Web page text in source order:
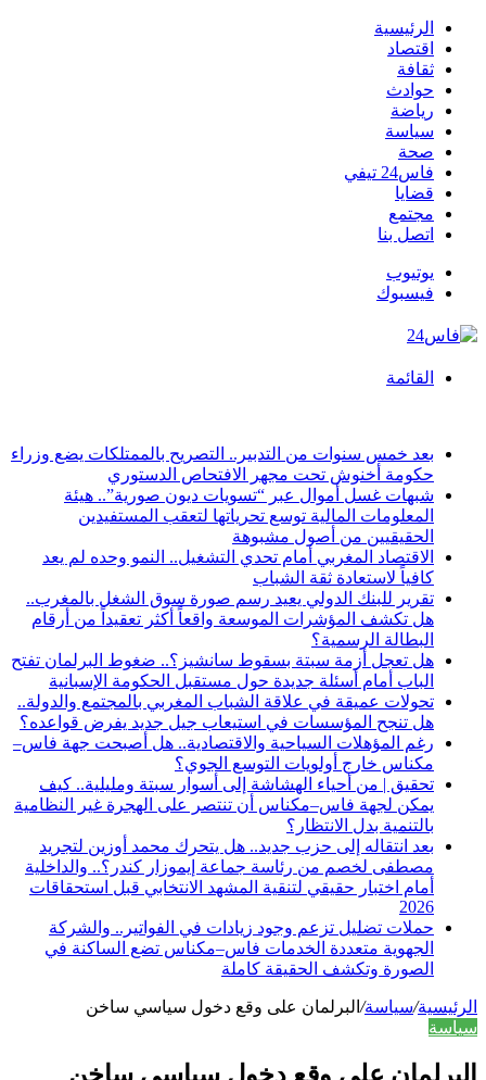
الرئيسية
اقتصاد
ثقافة
حوادث
رياضة
سياسة
صحة
فاس24 تيفي
قضايا
مجتمع
اتصل بنا
يوتيوب
فيسبوك
القائمة
بعد خمس سنوات من التدبير.. التصريح بالممتلكات يضع وزراء
حكومة أخنوش تحت مجهر الافتحاص الدستوري
شبهات غسل أموال عبر “تسويات ديون صورية”.. هيئة
المعلومات المالية توسع تحرياتها لتعقب المستفيدين
الحقيقيين من أصول مشبوهة
الاقتصاد المغربي أمام تحدي التشغيل.. النمو وحده لم يعد
كافياً لاستعادة ثقة الشباب
تقرير للبنك الدولي يعيد رسم صورة سوق الشغل بالمغرب..
هل تكشف المؤشرات الموسعة واقعاً أكثر تعقيداً من أرقام
البطالة الرسمية؟
هل تعجل أزمة سبتة بسقوط سانشيز؟.. ضغوط البرلمان تفتح
الباب أمام أسئلة جديدة حول مستقبل الحكومة الإسبانية
تحولات عميقة في علاقة الشباب المغربي بالمجتمع والدولة..
هل تنجح المؤسسات في استيعاب جيل جديد يفرض قواعده؟
رغم المؤهلات السياحية والاقتصادية.. هل أصبحت جهة فاس–
مكناس خارج أولويات التوسع الجوي؟
تحقيق | من أحياء الهشاشة إلى أسوار سبتة ومليلية.. كيف
يمكن لجهة فاس–مكناس أن تنتصر على الهجرة غير النظامية
بالتنمية بدل الانتظار؟
بعد انتقاله إلى حزب جديد.. هل يتحرك محمد أوزين لتجريد
مصطفى لخصم من رئاسة جماعة إيموزار كندر؟.. والداخلية
أمام اختبار حقيقي لتنقية المشهد الانتخابي قبل استحقاقات
2026
حملات تضليل تزعم وجود زيادات في الفواتير.. والشركة
الجهوية متعددة الخدمات فاس–مكناس تضع الساكنة في
الصورة وتكشف الحقيقة كاملة
الرئيسية/سياسة/ البرلمان على وقع دخول سياسي ساخن
سياسة